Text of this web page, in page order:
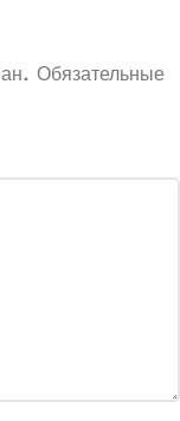
Обязательные